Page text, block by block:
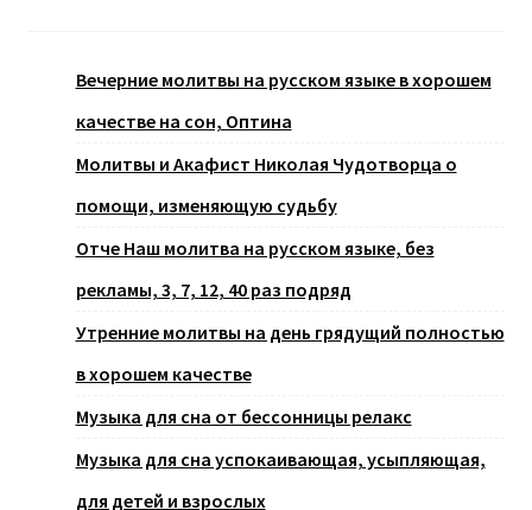
Вечерние молитвы на русском языке в хорошем
качестве на сон, Оптина
Молитвы и Акафист Николая Чудотворца о
помощи, изменяющую судьбу
Отче Наш молитва на русском языке, без
рекламы, 3, 7, 12, 40 раз подряд
Утренние молитвы на день грядущий полностью
в хорошем качестве
Музыка для сна от бессонницы релакс
Музыка для сна успокаивающая, усыпляющая,
для детей и взрослых